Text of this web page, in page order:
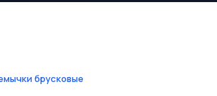
брусковые